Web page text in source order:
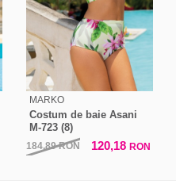
MARKO
Costum de baie Asani
M-723 (8)
184,89RON 120,18 RON